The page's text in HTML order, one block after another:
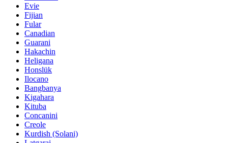
Evie
Fijian
Fular
Canadian
Guarani
Hakachin
Heligana
Honslük
Ilocano
Bangbanya
Kigahara
Kituba
Concanini
Creole
Kurdish (Solani)